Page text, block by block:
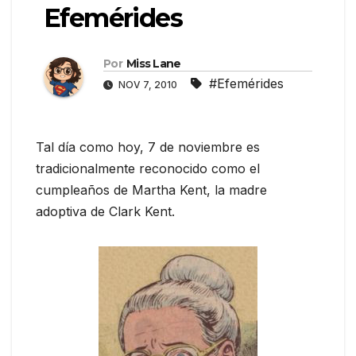
Efemérides
Por Miss Lane
NOV 7, 2010 #Efemérides
Tal día como hoy, 7 de noviembre es
tradicionalmente reconocido como el
cumpleaños de Martha Kent, la madre
adoptiva de Clark Kent.